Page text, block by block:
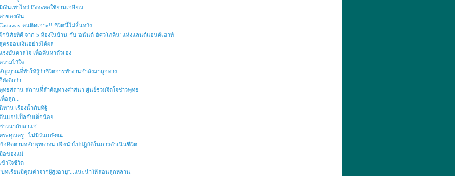
เงินเท่าไหร่ ถึงจะพอใช้ยามเกษียณ
าของเงิน
คนติดเกาะ!! ชีวิตนี้ไม่สิ้นหวัง
กนิสัยที่ดี จาก 5 ห้องในบ้าน กับ 'อนันต์ อัศวโภคิน' แห่งแลนด์แอนด์เฮาท์
ตรออมเงินอย่างได้ผล
รงบันดาลใจ เพื่อค้นหาตัวเอง
วามไว้ใจ
ญญาณที่ทำให้รู้ว่าชีวิตการทำงานกำลังมาถูกทาง
ยังดีกว่า
ทธสถาน สถานที่สำคัญทางศาสนา ศูนย์รวมจิตใจชาวพุทธ
พื่อลูก...
ทาน เรื่องน้ำกับทิฐิ
นแอปเปิ้ลกับเด็กน้อย
าวนากับลาแก่
ระคุณครู...ไม่มีวันเกษียณ
อคิดตามหลักพุทธวจน เพื่อนำไปปฎิบัติในการดำเนินชีวิต
อของแม่
ข้าใจชีวิต
บทเรียนมีคุณค่าจากผู้สูงอายุ"...แนะนำให้สอนลูกหลาน